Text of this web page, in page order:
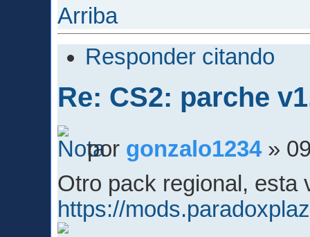
Arriba
Responder citando
Re: CS2: parche
por gonzalo1234»
Otro pack regional, esta
https://